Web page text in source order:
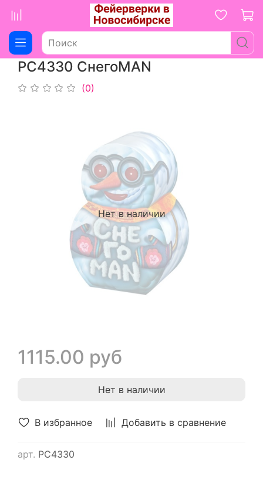
РС4330 СнегоMAN
(0)
В избранное Добавить в сравнение
арт. РС4330
Нет в наличии
1115.00 руб
Нет в наличии